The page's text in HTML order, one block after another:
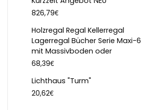
826,79€
Holzregal Regal Kellerregal
Lagerregal Bücher Serie Maxi-6
mit Massivboden oder
68,39€
Lichthaus "Turm"
20,62€